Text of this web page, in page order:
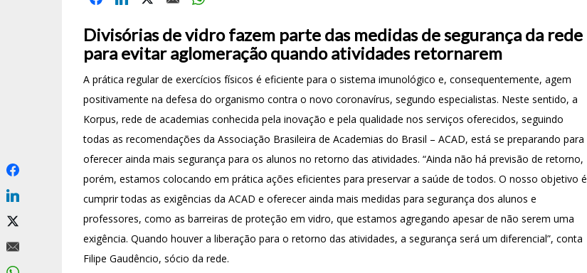
Divisórias de vidro fazem parte das medidas de segurança da rede
para evitar aglomeração quando atividades retornarem
A prática regular de exercícios físicos é eficiente para o sistema imunológico e, consequentemente, agem
positivamente na defesa do organismo contra o novo coronavírus, segundo especialistas. Neste sentido, a
Korpus, rede de academias conhecida pela inovação e pela qualidade nos serviços oferecidos, seguindo
todas as recomendações da Associação Brasileira de Academias do Brasil – ACAD, está se preparando para
oferecer ainda mais segurança para os alunos no retorno das atividades. “Ainda não há previsão de retorno,
porém, estamos colocando em prática ações eficientes para preservar a saúde de todos. O nosso objetivo é
cumprir todas as exigências da ACAD e oferecer ainda mais medidas para segurança dos alunos e
professores, como as barreiras de proteção em vidro, que estamos agregando apesar de não serem uma
exigência. Quando houver a liberação para o retorno das atividades, a segurança será um diferencial”, conta
Filipe Gaudêncio, sócio da rede.